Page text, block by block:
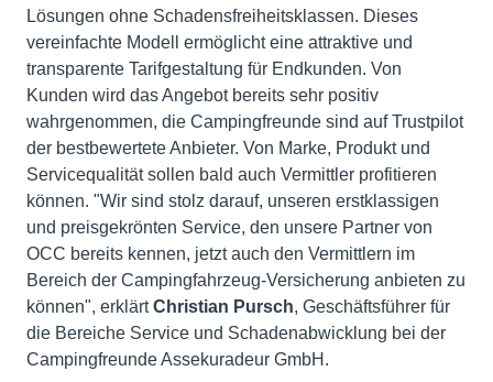
Lösungen ohne Schadensfreiheitsklassen. Dieses
vereinfachte Modell ermöglicht eine attraktive und
transparente Tarifgestaltung für Endkunden. Von
Kunden wird das Angebot bereits sehr positiv
wahrgenommen, die Campingfreunde sind auf Trustpilot
der bestbewertete Anbieter. Von Marke, Produkt und
Servicequalität sollen bald auch Vermittler profitieren
können. "Wir sind stolz darauf, unseren erstklassigen
und preisgekrönten Service, den unsere Partner von
OCC bereits kennen, jetzt auch den Vermittlern im
Bereich der Campingfahrzeug-Versicherung anbieten zu
können", erklärtChristian Pursch, Geschäftsführer für
die Bereiche Service und Schadenabwicklung bei der
Campingfreunde Assekuradeur GmbH.